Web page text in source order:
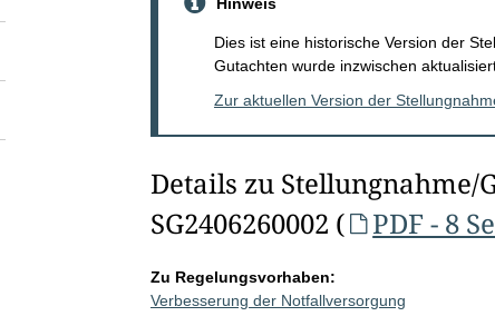
Dies ist eine historische Version der
Gutachten wurde inzwischen
Zur aktuellen Version der
Details zu Stellungnahme/
SG2406260002 (
PDF - 8
Zu Regelungsvorhaben:
Verbesserung der Notfallversorgung